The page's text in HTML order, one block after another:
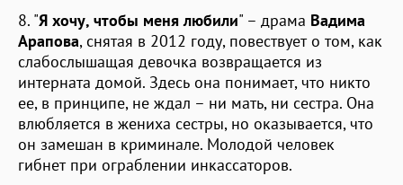
8. "Я хочу, чтобы меня любили" – драма Вадима
Арапова, снятая в 2012 году, повествует о том, как
слабослышащая девочка возвращается из
интерната домой. Здесь она понимает, что никто
ее, в принципе, не ждал – ни мать, ни сестра. Она
влюбляется в жениха сестры, но оказывается, что
он замешан в криминале. Молодой человек
гибнет при ограблении инкассаторов.